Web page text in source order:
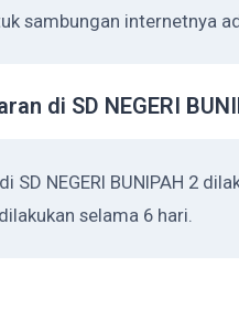
sambungan internetnya
di SD NEGERI
SD NEGERI BUNIPAH 2
selama 6 hari.